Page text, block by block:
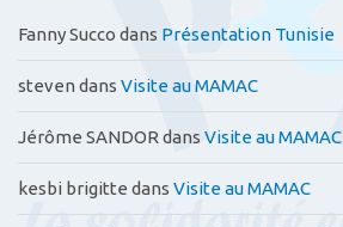
Fanny Succo dans Présentation Tunisie
steven dans Visite au MAMAC
Jérôme SANDOR dans Visite au MAMAC
kesbi brigitte dans Visite au MAMAC